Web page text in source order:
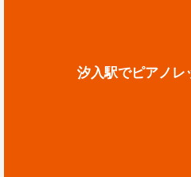
汐入駅でピアノレ